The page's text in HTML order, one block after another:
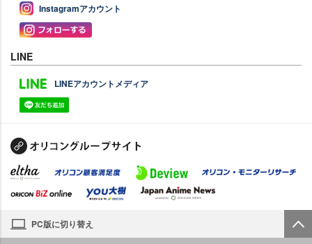
Instagramアカウント
LINE
LINEアカウントメディア
PC版に切り替え